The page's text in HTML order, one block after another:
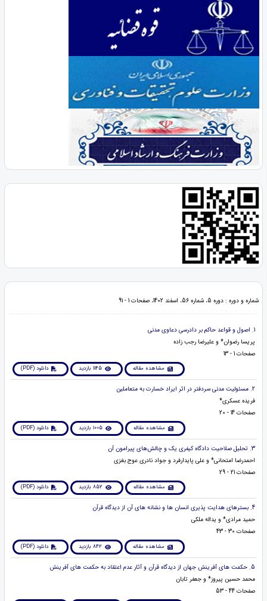
شماره و دوره : دوره 5، شماره 56، اسفند 1402، صفحات 1 - 91
1. اصول و قواعد حاکم بر دادرسی دعاوی مدنی
پریسا رضوان* و علیرضا رجب زاده
صفحات 1 - 13
مشاهده مقاله 1145 بازدید دانلود (PDF)
2. مسئولیت مدنی سردفتر در اثر ایراد خسارت به متعاملین
فریده عسکری*
صفحات 14 - 20
مشاهده مقاله 1005 بازدید دانلود (PDF)
3. تحلیل صلاحیت دادگاه کیفری یک و چالش‌های پیرامون آن
احمدرضا امتحانی* و علی پایدارفرد و جواد نادری عوج بغزی
صفحات 21 - 29
مشاهده مقاله 852 بازدید دانلود (PDF)
4. بسترهای هدایت پذیری انسان ها و نشانه های آن از دیدگاه قرآن
حمید مرادی* و یداله ملکی
صفحات 30 - 43
مشاهده مقاله 842 بازدید دانلود (PDF)
5. حکمت های آفرینش جهان از دیدگاه قرآن و آثار عدم اعتقاد به حکمت های آفرینش
محمد حسین پیروز* و جعفر تابان
صفحات 44 - 53